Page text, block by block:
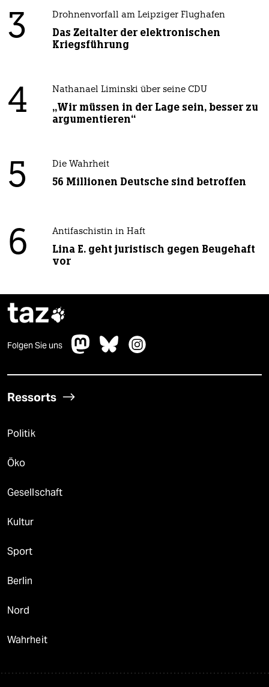
3 Drohnenvorfall am Leipziger Flughafen
Das Zeitalter der elektronischen
Kriegsführung
4 Nathanael Liminski über seine CDU
„Wir müssen in der Lage sein, besser zu
argumentieren“
5 Die Wahrheit
56 Millionen Deutsche sind betroffen
6 Antifaschistin in Haft
Lina E. geht juristisch gegen Beugehaft
vor
taz
Folgen Sie uns
Ressorts
Politik
Öko
Gesellschaft
Kultur
Sport
Berlin
Nord
Wahrheit